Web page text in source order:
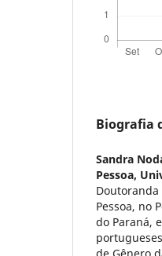
Biografia
Sandra
Pessoa,
Pessoa, no
do Paraná,